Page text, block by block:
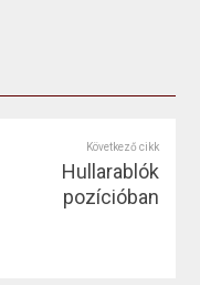
Következő cikk
Hullarablók
pozícióban